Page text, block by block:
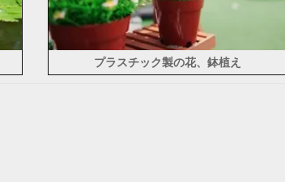
プラスチック製の花、鉢植え